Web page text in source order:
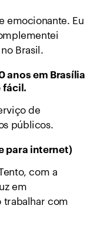
emocionante. Eu
Brasil.
anos em Brasília
fácil.
de
públicos.
para internet)
com a
em
trabalhar com